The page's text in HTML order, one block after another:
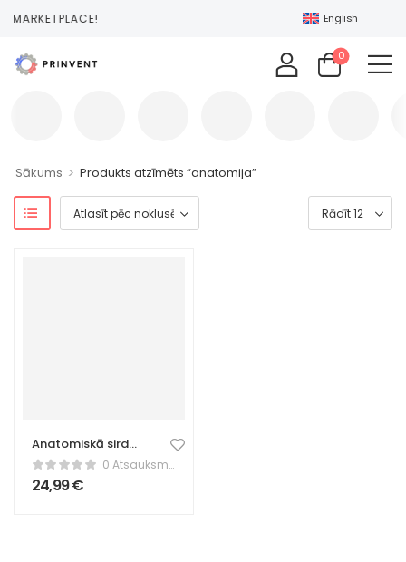
MARKETPLACE! English
0
Sākums > Produkts atzīmēts “anatomija”
Anatomiskā sirds
– dalīts modelis
ar vāciņiem
0 Atsauksmes
24,99€